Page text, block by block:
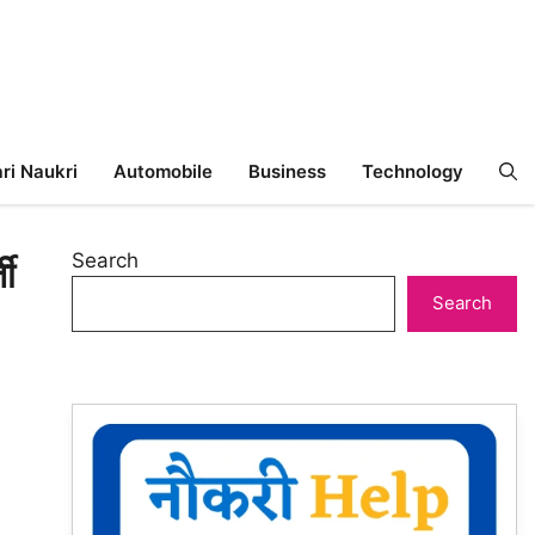
Naukri Automobile Business Technology
Search
Search